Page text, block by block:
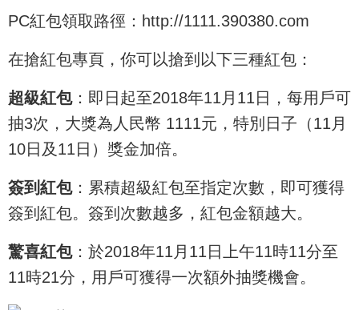
PC紅包領取路徑：http://1111.390380.com
在搶紅包專頁，你可以搶到以下三種紅包：
超級紅包：即日起至2018年11月11日，每用戶可
抽3次，大獎為人民幣 1111元，特別日子（11月
10日及11日）獎金加倍。
簽到紅包：累積超級紅包至指定次數，即可獲得
簽到紅包。簽到次數越多，紅包金額越大。
驚喜紅包：於2018年11月11日上午11時11分至
11時21分，用戶可獲得一次額外抽獎機會。